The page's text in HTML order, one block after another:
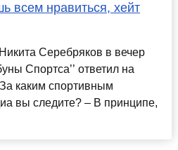
всем нравиться, хейт
Серебряков в вечер
Спортса’’ ответил на
каким спортивным
вы следите? – В принципе,